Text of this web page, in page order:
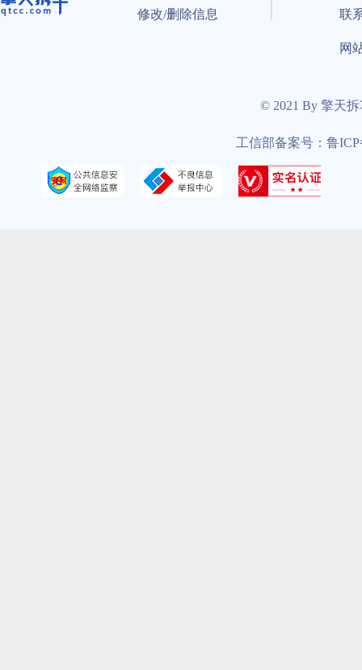
修改/删除信息 联
网
© 2021 By 擎天
工信部备案号：鲁